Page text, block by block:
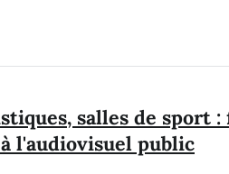
salles de sport
l'audiovisuel public